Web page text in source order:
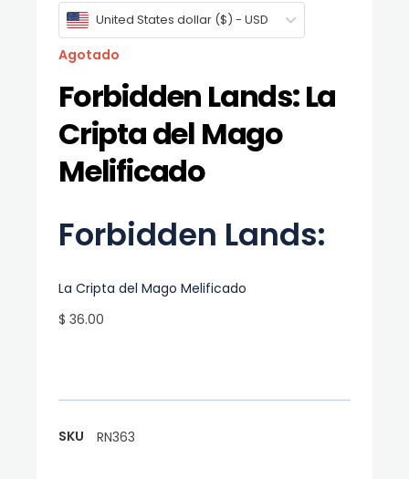
Forbidden Lands: La
Cripta del Mago
Melificado
$ 36.00
United States dollar ($) - USD
Forbidden Lands:
La Cripta del Mago Melificado
Agotado
SKU RN363